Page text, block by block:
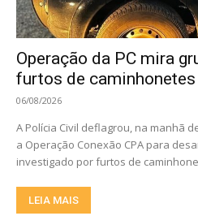
Operação da PC mira
furtos de caminhonetes
06/08/2026
A Polícia Civil deflagrou, na manhã
a Operação Conexão CPA para
investigado por furtos de
LEIA MAIS